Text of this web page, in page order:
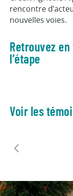
rencontre
nouvelles voies.
Retrouvez
l’étape
Voir les